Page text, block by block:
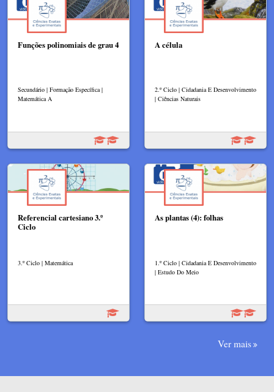
Funções polinomiais de grau 4
Secundário | Formação Específica |
Matemática A
A célula
2.º Ciclo | Cidadania E Desenvolvimento
| Ciências Naturais
Referencial cartesiano 3.º
Ciclo
3.º Ciclo | Matemática
As plantas (4): folhas
1.º Ciclo | Cidadania E Desenvolvimento
| Estudo Do Meio
Ver mais